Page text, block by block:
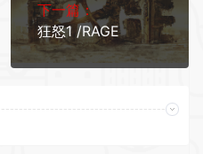
下一篇：
狂怒1 /RAGE